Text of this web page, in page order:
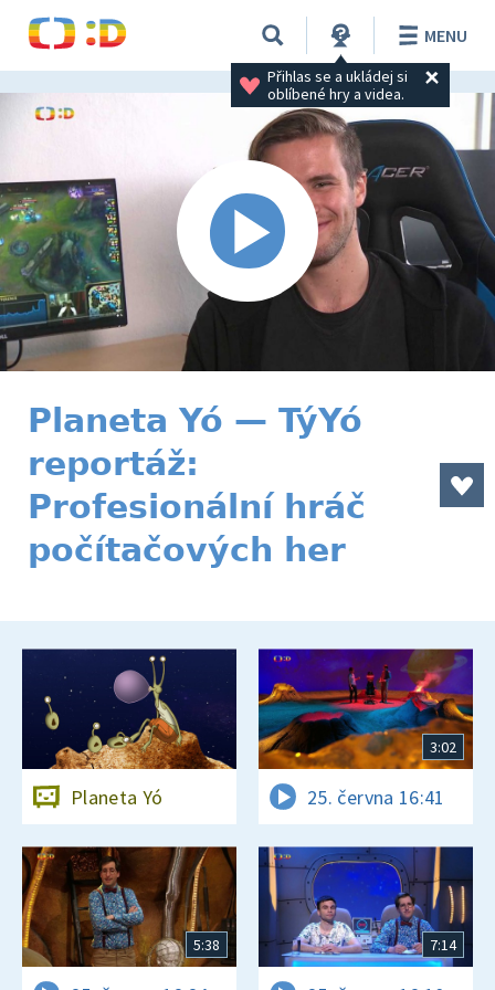
Přihlas se a ukládej si
oblíbené hry a videa.
MENU
Planeta Yó — TýYó
reportáž:
Profesionální hráč
počítačových her
Planeta Yó
3:02
25. června 16:41
5:38 7:14